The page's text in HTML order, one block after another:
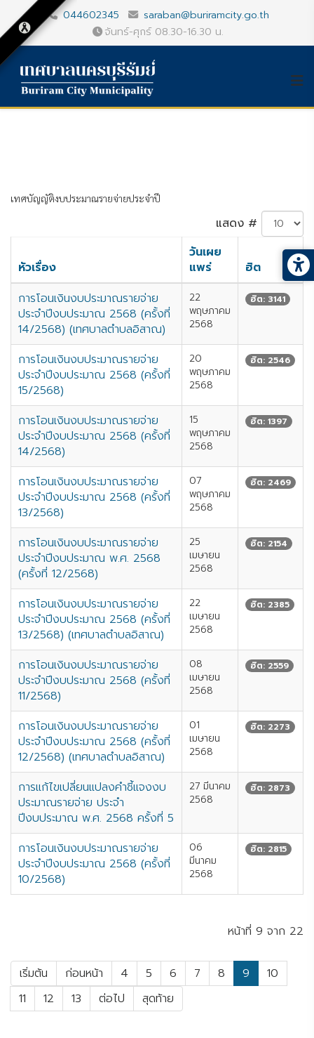
044602345
saraban@buriramcity.go.th
จันทร์-ศุกร์ 08.30-16.30 น.
เทศบัญญัติงบประมาณรายจ่ายประจำปี
แสดง #
หัวเรื่อง
วันเผย
แพร่
ฮิต
การโอนเงินงบประมาณรายจ่าย
ประจำปีงบประมาณ 2568 (ครั้งที่
14/2568) (เทศบาลตำบลอิสาณ)
22
พฤษภาคม
2568
ฮิต: 3141
การโอนเงินงบประมาณรายจ่าย
ประจำปีงบประมาณ 2568 (ครั้งที่
15/2568)
20
พฤษภาคม
2568
ฮิต: 2546
การโอนเงินงบประมาณรายจ่าย
ประจำปีงบประมาณ 2568 (ครั้งที่
14/2568)
15
พฤษภาคม
2568
ฮิต: 1397
การโอนเงินงบประมาณรายจ่าย
ประจำปีงบประมาณ 2568 (ครั้งที่
13/2568)
07
พฤษภาคม
2568
ฮิต: 2469
การโอนเงินงบประมาณรายจ่าย
ประจำปีงบประมาณ พ.ศ. 2568
(ครั้งที่ 12/2568)
25
เมษายน
2568
ฮิต: 2154
การโอนเงินงบประมาณรายจ่าย
ประจำปีงบประมาณ 2568 (ครั้งที่
13/2568) (เทศบาลตำบลอิสาณ)
22
เมษายน
2568
ฮิต: 2385
การโอนเงินงบประมาณรายจ่าย
ประจำปีงบประมาณ 2568 (ครั้งที่
11/2568)
08
เมษายน
2568
ฮิต: 2559
การโอนเงินงบประมาณรายจ่าย
ประจำปีงบประมาณ 2568 (ครั้งที่
12/2568) (เทศบาลตำบลอิสาณ)
01
เมษายน
2568
ฮิต: 2273
การแก้ไขเปลี่ยนแปลงคำชี้แจงงบ
ประมาณรายจ่าย ประจำ
ปีงบประมาณ พ.ศ. 2568 ครั้งที่ 5
27 มีนาคม
2568
ฮิต: 2873
การโอนเงินงบประมาณรายจ่าย
ประจำปีงบประมาณ 2568 (ครั้งที่
10/2568)
06
มีนาคม
2568
ฮิต: 2815
หน้าที่ 9 จาก 22
เริ่มต้น ก่อนหน้า 4 5 6 7 8 9
10
11
12 13 ต่อไป สุดท้าย